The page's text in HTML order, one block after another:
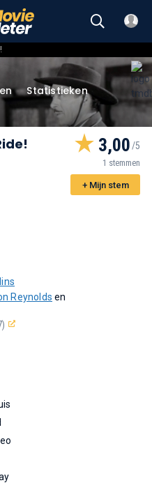
Statistieken
3,00
1 stemmen
+ Mijn stem
Reynolds en